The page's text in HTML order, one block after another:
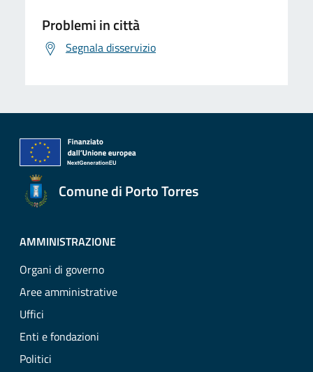
Problemi in città
Segnala disservizio
Comune di Porto Torres
AMMINISTRAZIONE
Organi di governo
Aree amministrative
Uffici
Enti e fondazioni
Politici